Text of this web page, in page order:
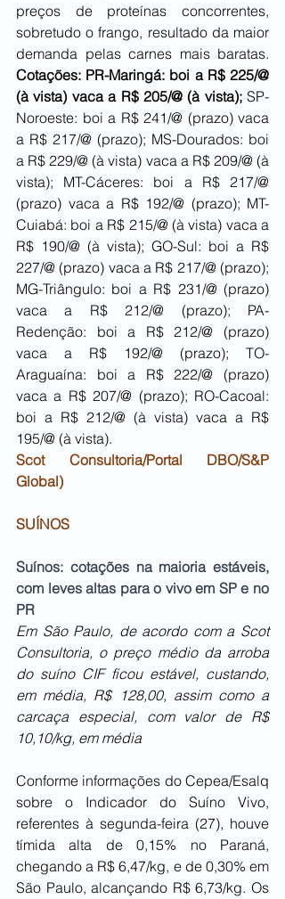
preços de proteínas concorrentes,
sobretudo o frango, resultado da maior
Cotações: PR-Maringá: boi a R$ 225/@
(à vista) vaca a R$ 205/@ (à vista); SP-
Noroeste: boi a R$ 241/@ (prazo) vaca
a R$ 217/@ (prazo); MS-Dourados: boi
a R$ 229/@ (à vista) vaca a R$ 209/@ (à
vista); MT-Cáceres: boi a R$ 217/@
(prazo) vaca a R$ 192/@ (prazo); MT-
Cuiabá: boi a R$ 215/@ (à vista) vaca a
R$ 190/@ (à vista); GO-Sul: boi a R$
227/@ (prazo) vaca a R$ 217/@ (prazo);
MG-Triângulo: boi a R$ 231/@ (prazo)
vaca a R$ 212/@ (prazo); PA-
Redenção: boi a R$ 212/@ (prazo)
vaca a R$ 192/@ (prazo); TO-
Araguaína: boi a R$ 222/@ (prazo)
vaca a R$ 207/@ (prazo); RO-Cacoal:
boi a R$ 212/@ (à vista) vaca a R$
195/@ (à vista).
Scot Consultoria/Portal DBO/S&P
Global)
SUÍNOS
Suínos: cotações na maioria estáveis,
com leves altas para o vivo em SP e no
PR
Em São Paulo, de acordo com a Scot
Consultoria, o preço médio da arroba
do suíno CIF ficou estável, custando,
em média, R$ 128,00, assim como a
carcaça especial, com valor de R$
10,10/kg, em média
Conforme informações do Cepea/Esalq
sobre o Indicador do Suíno Vivo,
referentes à segunda-feira (27), houve
tímida alta de 0,15% no Paraná,
chegando a R$ 6,47/kg, e de 0,30% em
São Paulo, alcançando R$ 6,73/kg. Os